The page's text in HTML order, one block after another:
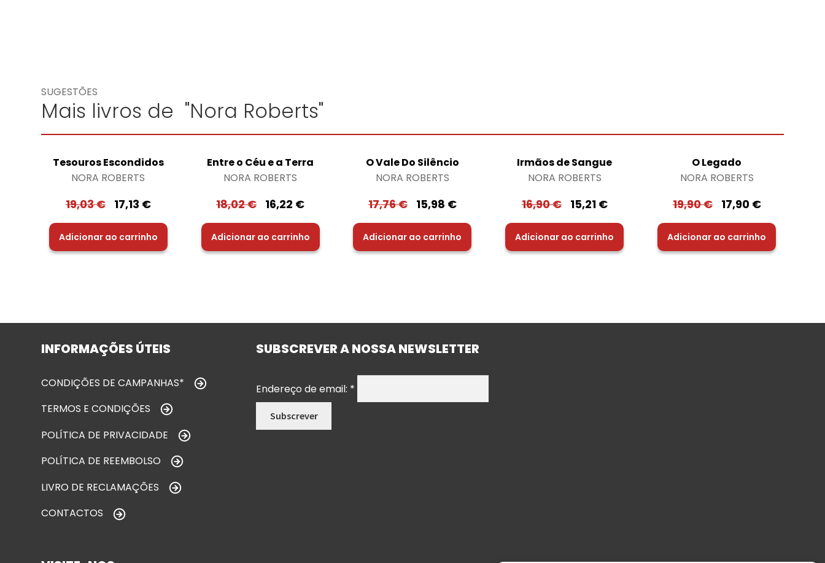
SUGESTÕES
Mais livros de "Nora Roberts"
Tesouros Escondidos
NORA ROBERTS
19,03€ 17,13 €
Adicionar ao carrinho
Entre o Céu e a Terra
NORA ROBERTS
18,02€ 16,22 €
Adicionar ao carrinho
O Vale Do Silêncio
NORA ROBERTS
17,76€ 15,98 €
Adicionar ao carrinho
Irmãos de Sangue
NORA ROBERTS
16,90€ 15,21 €
Adicionar ao carrinho
O Legado
NORA ROBERTS
19,90€ 17,90 €
Adicionar ao carrinho
INFORMAÇÕES ÚTEIS
CONDIÇÕES DE CAMPANHAS*
TERMOS E CONDIÇÕES
POLÍTICA DE PRIVACIDADE
POLÍTICA DE REEMBOLSO
LIVRO DE RECLAMAÇÕES
CONTACTOS
SUBSCREVER A NOSSA NEWSLETTER
Endereço de email: *